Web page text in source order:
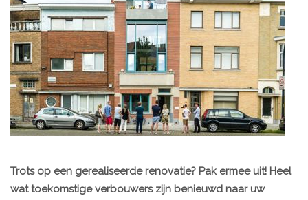
Trots op een gerealiseerde renovatie? Pak ermee uit! Heel
wat toekomstige verbouwers zijn benieuwd naar uw